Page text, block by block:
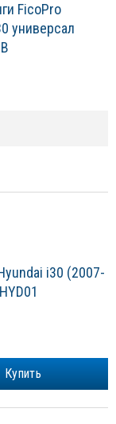
FicoPro
универсал
i30 (2007-
Купить